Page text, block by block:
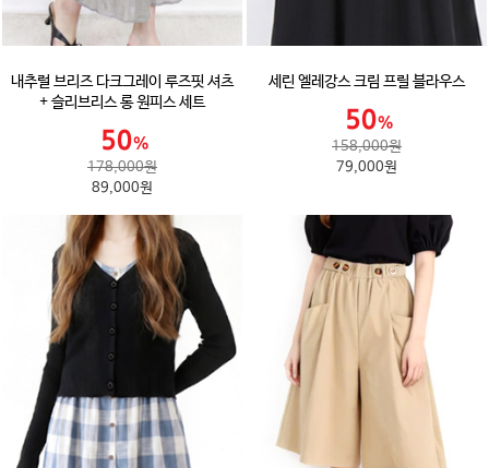
내추럴 브리즈 다크그레이 루즈핏 셔츠
+ 슬리브리스 롱 원피스 세트
178,000원
89,000원
세린 엘레강스 크림 프릴 블라우스
158,000원
79,000원